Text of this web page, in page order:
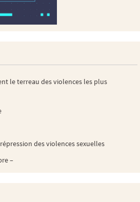
le terreau des violences les plus
des violences sexuelles
–